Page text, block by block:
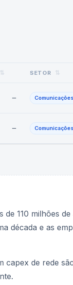
⇅ SETOR ⇅
— Comunicações
— Comunicações
110 milhões
década e as
de rede